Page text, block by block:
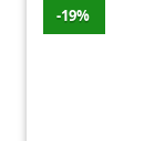
-19%